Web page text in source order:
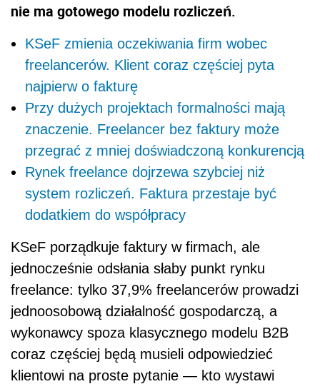
nie ma gotowego modelu rozliczeń.
KSeF zmienia oczekiwania firm wobec
freelancerów. Klient coraz częściej pyta
najpierw o fakturę
Przy dużych projektach formalności mają
znaczenie. Freelancer bez faktury może
przegrać z mniej doświadczoną konkurencją
Rynek freelance dojrzewa szybciej niż
system rozliczeń. Faktura przestaje być
dodatkiem do współpracy
KSeF porządkuje faktury w firmach, ale
jednocześnie odsłania słaby punkt rynku
freelance: tylko 37,9% freelancerów prowadzi
jednoosobową działalność gospodarczą, a
wykonawcy spoza klasycznego modelu B2B
coraz częściej będą musieli odpowiedzieć
klientowi na proste pytanie — kto wystawi